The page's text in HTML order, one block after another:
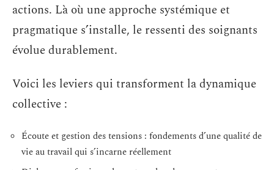
actions. Là où une approche systémique et
pragmatique s’installe, le ressenti des soignants
évolue durablement.
Voici les leviers qui transforment la dynamique
collective :
Écoute et gestion des tensions : fondements d’une qualité de
vie au travail qui s’incarne réellement